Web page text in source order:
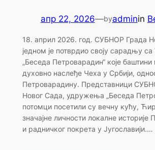
апр 22, 2026—byadminin
18. април 2026. год. СУБНОР Града
једном је потврдио своју сарадњу
„Беседа Петроварадин“ које баштини
духовно наслеђе Чеха у Србији,
Петроварадину. Представници
Новог Сада, удружења „Беседа
потомци посетили су вечну кућу,
значајне личности локалне историје
и радничког покрета у Југославији.…